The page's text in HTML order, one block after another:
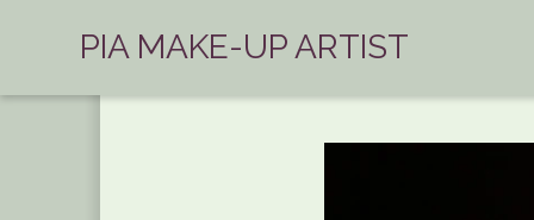
PIA MAKE-UP ARTIST